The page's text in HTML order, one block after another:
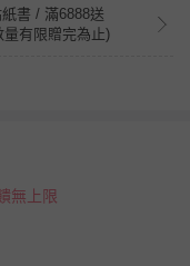
書 / 滿6888送
有限贈完為止)
無上限